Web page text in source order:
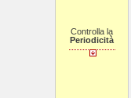
Controlla la
Periodicità